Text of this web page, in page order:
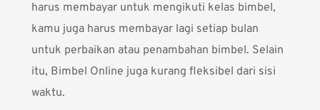
harus membayar untuk mengikuti kelas bimbel,
kamu juga harus membayar lagi setiap bulan
untuk perbaikan atau penambahan bimbel. Selain
itu, Bimbel Online juga kurang fleksibel dari sisi
waktu.